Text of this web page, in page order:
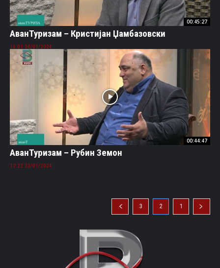
00:45:27
АванТуризам – Кристијан Џамбазовски
30/01/2024 16:01
00:44:47
АванТуризам – Рубин Земон
23/01/2024 17:22
1
2
3